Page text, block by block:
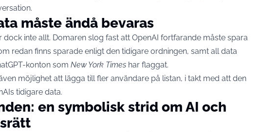
måste ändå bevaras
dock inte allt. Domaren slog fast att OpenAI fortfarande måste spara
redan finns sparade enligt den tidigare ordningen, samt all data
konton som New York Times har flaggat.
möjlighet att lägga till fler användare på listan, i takt med att den
tidigare data.
en symbolisk strid om AI och